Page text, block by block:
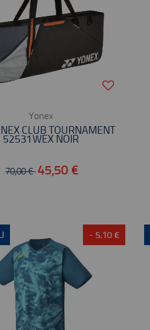
Yonex
CLUB TOURNAMENT
52531WEX NOIR
70,00 €45,50 €
- 5.10 €